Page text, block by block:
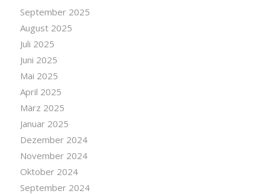
September 2025
August 2025
Juli 2025
Juni 2025
Mai 2025
April 2025
März 2025
Januar 2025
Dezember 2024
November 2024
Oktober 2024
September 2024